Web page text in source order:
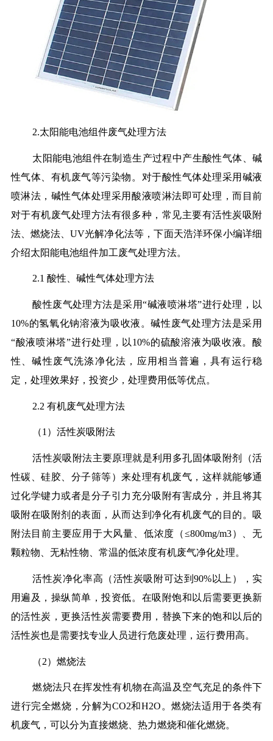
2.太阳能电池组件废气处理方法
太阳能电池组件在制造生产过程中产生酸性气体、碱
性气体、有机废气等污染物。对于酸性气体处理采用碱液
喷淋法，碱性气体处理采用酸液喷淋法即可处理，而目前
对于有机废气处理方法有很多种，常见主要有活性炭吸附
法、燃烧法、UV光解净化法等，下面天浩洋环保小编详细
介绍太阳能电池组件加工废气处理方法。
2.1 酸性、碱性气体处理方法
酸性废气处理方法是采用“碱液喷淋塔”进行处理，以
10%的氢氧化钠溶液为吸收液。碱性废气处理方法是采用
“酸液喷淋塔”进行处理，以10%的硫酸溶液为吸收液。酸
性、碱性废气洗涤净化法，应用相当普遍，具有运行稳
定，处理效果好，投资少，处理费用低等优点。
2.2 有机废气处理方法
（1）活性炭吸附法
活性炭吸附法主要原理就是利用多孔固体吸附剂（活
性碳、硅胶、分子筛等）来处理有机废气，这样就能够通
过化学键力或者是分子引力充分吸附有害成分，并且将其
吸附在吸附剂的表面，从而达到净化有机废气的目的。吸
附法目前主要应用于大风量、低浓度（≤800mg/m3）、无
颗粒物、无粘性物、常温的低浓度有机废气净化处理。
活性炭净化率高（活性炭吸附可达到90%以上），实
用遍及，操纵简单，投资低。在吸附饱和以后需要更换新
的活性炭，更换活性炭需要费用，替换下来的饱和以后的
活性炭也是需要找专业人员进行危废处理，运行费用高。
（2）燃烧法
燃烧法只在挥发性有机物在高温及空气充足的条件下
进行完全燃烧，分解为CO2和H2O。燃烧法适用于各类有
机废气，可以分为直接燃烧、热力燃烧和催化燃烧。